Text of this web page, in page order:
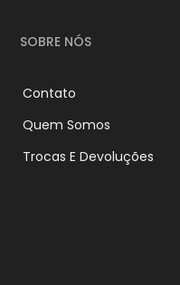
SOBRE NÓS
Contato
Quem Somos
Trocas E Devoluções